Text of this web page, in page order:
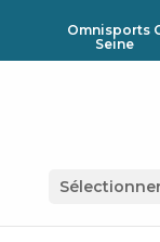
Omnisports
Seine